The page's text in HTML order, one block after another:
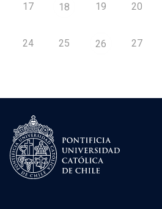
17 18 19 20
24 25 26 27